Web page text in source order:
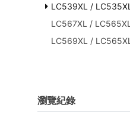
LC539XL / LC535XL
LC567XL / LC565XL
LC569XL / LC565XL
瀏覽紀錄